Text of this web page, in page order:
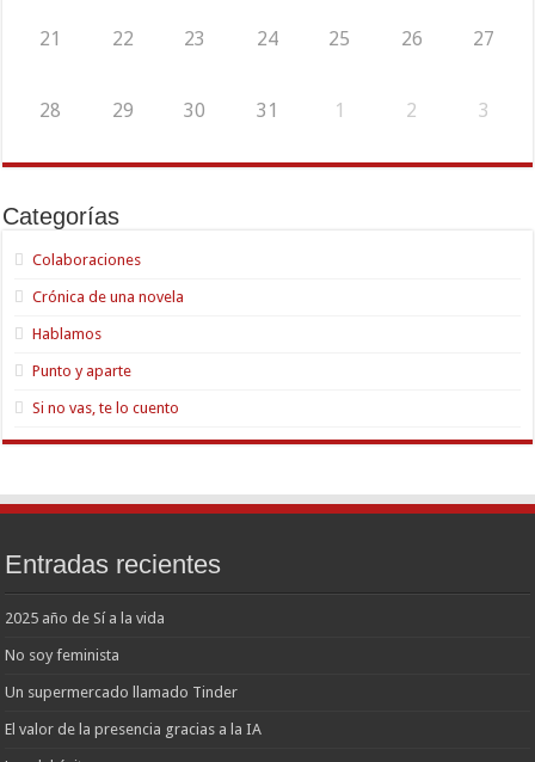
21 22 23 24 25 26 27
28 29 30 31 1 2 3
Categorías
Colaboraciones
Crónica de una novela
Hablamos
Punto y aparte
Si no vas, te lo cuento
Entradas recientes
2025 año de Sí a la vida
No soy feminista
Un supermercado llamado Tinder
El valor de la presencia gracias a la IA